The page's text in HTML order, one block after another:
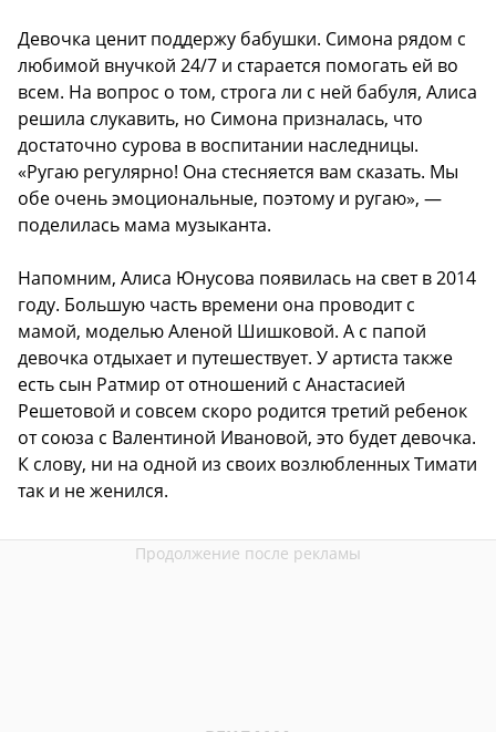
Девочка ценит поддержу бабушки. Симона рядом с
любимой внучкой 24/7 и старается помогать ей во
всем. На вопрос о том, строга ли с ней бабуля, Алиса
решила слукавить, но Симона призналась, что
достаточно сурова в воспитании наследницы.
«Ругаю регулярно! Она стесняется вам сказать. Мы
обе очень эмоциональные, поэтому и ругаю», —
поделилась мама музыканта.
Напомним, Алиса Юнусова появилась на свет в 2014
году. Большую часть времени она проводит с
мамой, моделью Аленой Шишковой. А с папой
девочка отдыхает и путешествует. У артиста также
есть сын Ратмир от отношений с Анастасией
Решетовой и совсем скоро родится третий ребенок
от союза с Валентиной Ивановой, это будет девочка.
К слову, ни на одной из своих возлюбленных Тимати
так и не женился.